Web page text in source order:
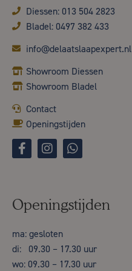
Diessen: 013 504 2823
Bladel: 0497 382 433
info@delaatslaapexpert.nl
Showroom Diessen
Showroom Bladel
Contact
Openingstijden
Openingstijden
ma: gesloten
di: 09.30 – 17.30 uur
wo: 09.30 – 17.30 uur